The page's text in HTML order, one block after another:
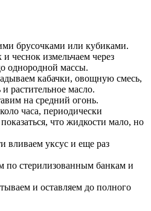
брусочками или кубиками.
чеснок измельчаем через
однородной массы.
кабачки, овощную смесь,
растительное масло.
на средний огонь.
часа, периодически
что жидкости мало, но
вливаем уксус и еще раз
по стерилизованным банкам и
и оставляем до полного